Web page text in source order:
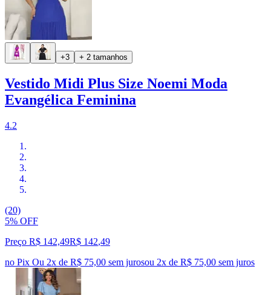
+3 + 2 tamanhos
Vestido Midi Plus Size Noemi Moda
Evangélica Feminina
4.2
(20)
5% OFF
Preço R$ 142,49R$ 142,49
no Pix Ou 2x de R$ 75,00 sem jurosou 2x de R$ 75,00 sem juros